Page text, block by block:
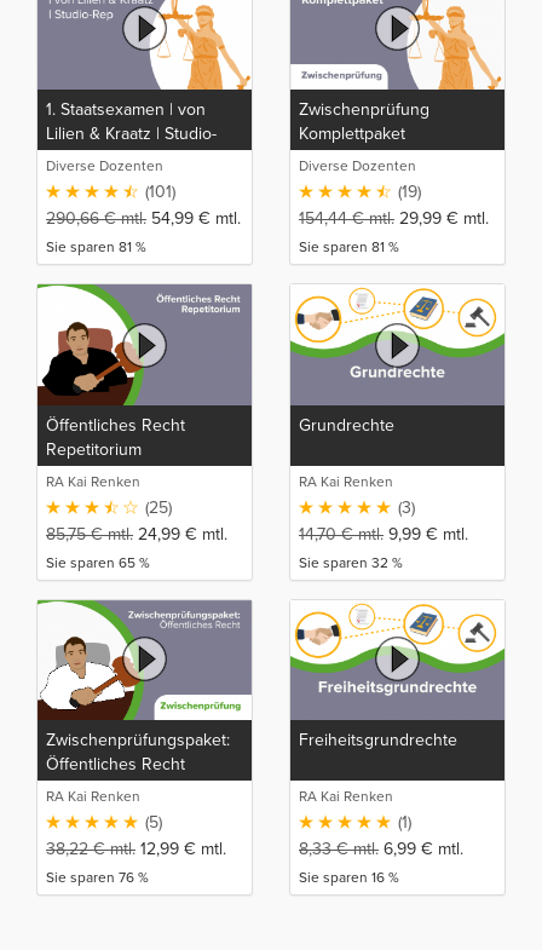
1. Staatsexamen | von
Lilien & Kraatz | Studio-
Rep
Diverse Dozenten
(101)
290,66€mtl. 54,99 € mtl.
Sie sparen 81 %
Zwischenprüfung
Komplettpaket
Diverse Dozenten
(19)
154,44€mtl. 29,99 € mtl.
Sie sparen 81 %
Öffentliches Recht
Repetitorium
RA Kai Renken
(25)
85,75€mtl. 24,99 € mtl.
Sie sparen 65 %
Grundrechte
RA Kai Renken
(3)
14,70€mtl. 9,99 € mtl.
Sie sparen 32 %
Zwischenprüfungspaket:
Öffentliches Recht
RA Kai Renken
(5)
38,22€mtl. 12,99 € mtl.
Sie sparen 76 %
Freiheitsgrundrechte
RA Kai Renken
(1)
8,33€mtl. 6,99 € mtl.
Sie sparen 16 %